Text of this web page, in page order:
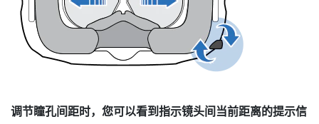
调节瞳孔间距时，您可以看到指示镜头间当前距离的提示信